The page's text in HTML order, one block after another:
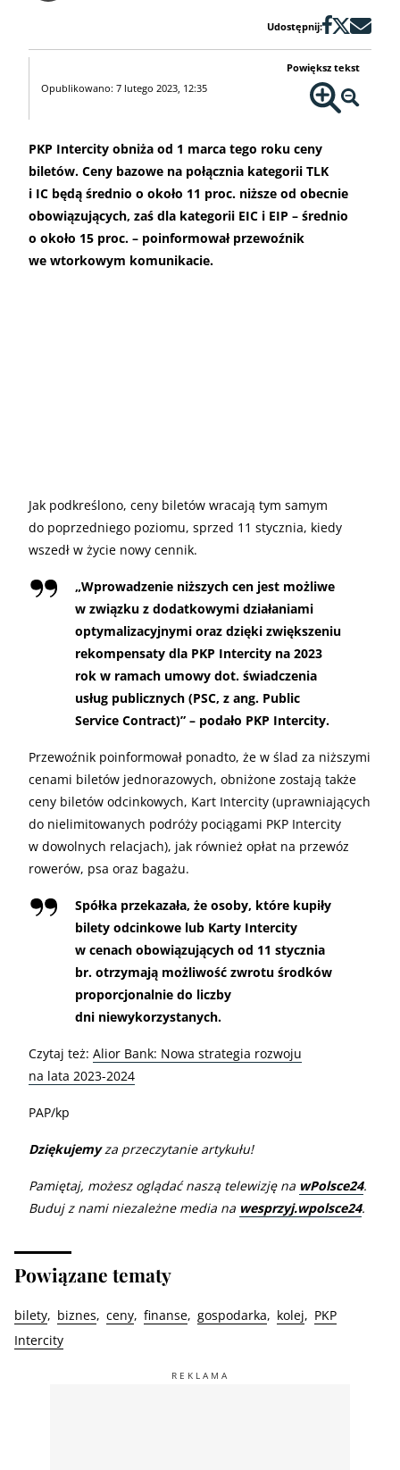
Udostępnij:
Opublikowano: 7 lutego 2023, 12:35
Powiększ tekst
PKP Intercity obniża od 1 marca tego roku ceny
biletów. Ceny bazowe na połącznia kategorii TLK
i IC będą średnio o około 11 proc. niższe od obecnie
obowiązujących, zaś dla kategorii EIC i EIP – średnio
o około 15 proc. – poinformował przewoźnik
we wtorkowym komunikacie.
Jak podkreślono, ceny biletów wracają tym samym
do poprzedniego poziomu, sprzed 11 stycznia, kiedy
wszedł w życie nowy cennik.
„Wprowadzenie niższych cen jest możliwe
w związku z dodatkowymi działaniami
optymalizacyjnymi oraz dzięki zwiększeniu
rekompensaty dla PKP Intercity na 2023
rok w ramach umowy dot. świadczenia
usług publicznych (PSC, z ang. Public
Service Contract)” – podało PKP Intercity.
Przewoźnik poinformował ponadto, że w ślad za niższymi
cenami biletów jednorazowych, obniżone zostają także
ceny biletów odcinkowych, Kart Intercity (uprawniających
do nielimitowanych podróży pociągami PKP Intercity
w dowolnych relacjach), jak również opłat na przewóz
rowerów, psa oraz bagażu.
Spółka przekazała, że osoby, które kupiły
bilety odcinkowe lub Karty Intercity
w cenach obowiązujących od 11 stycznia
br. otrzymają możliwość zwrotu środków
proporcjonalnie do liczby
dni niewykorzystanych.
Czytaj też: Alior Bank: Nowa strategia rozwoju
na lata 2023-2024
PAP/kp
Dziękujemyza przeczytanie artykułu!
Pamiętaj, możesz oglądać naszą telewizję na wPolsce24.
Buduj z nami niezależne media na wesprzyj.wpolsce24.
Powiązane tematy
bilety biznes ceny finanse gospodarka kolej
PKP
Intercity